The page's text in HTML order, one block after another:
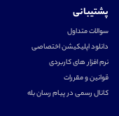
پشتیبانی
سوالات متداول
دانلود اپلیکیشن اختصاصی
نرم افزار های کاربردی
قوانین و مقررات
کانال رسمی در پیام رسان بله